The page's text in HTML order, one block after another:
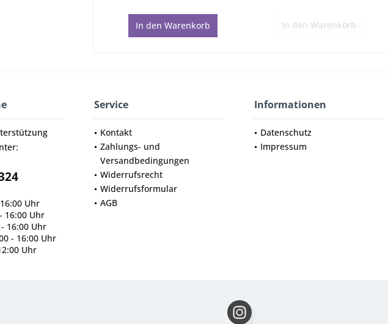
In den Warenkorb In den Warenkorb
Uhr
16:00 Uhr
16:00 Uhr
- 16:00 Uhr
Uhr
Service
Kontakt
Zahlungs- und
Versandbedingungen
Widerrufsrecht
Widerrufsformular
AGB
Informationen
Datenschutz
Impressum